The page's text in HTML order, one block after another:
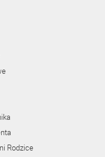
Rodzice